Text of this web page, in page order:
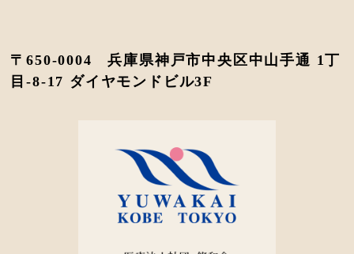
〒650-0004 兵庫県神戸市中央区中山手通 1丁
目-8-17 ダイヤモンドビル3F